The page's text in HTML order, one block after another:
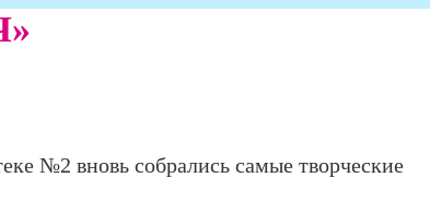
№2 вновь собрались самые творческие